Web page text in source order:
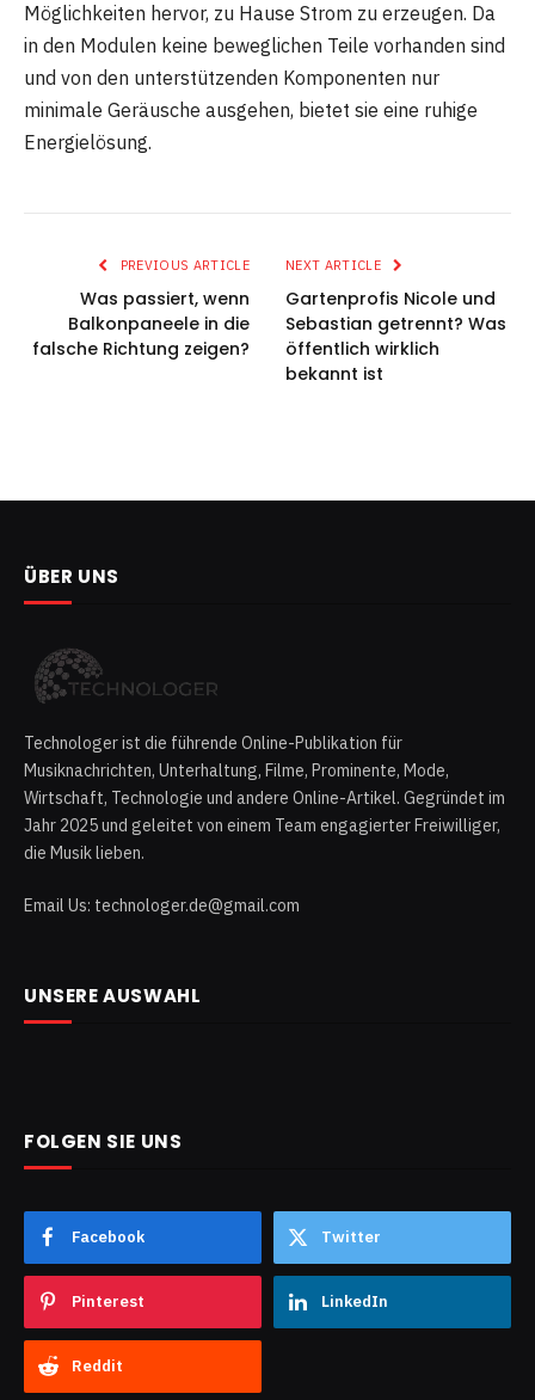
Möglichkeiten hervor, zu Hause Strom zu erzeugen. Da
in den Modulen keine beweglichen Teile vorhanden sind
und von den unterstützenden Komponenten nur
minimale Geräusche ausgehen, bietet sie eine ruhige
Energielösung.
PREVIOUS ARTICLE
Was passiert, wenn
Balkonpaneele in die
falsche Richtung zeigen?
NEXT ARTICLE
Gartenprofis Nicole und
Sebastian getrennt? Was
öffentlich wirklich
bekannt ist
ÜBER UNS
Technologer ist die führende Online-Publikation für
Musiknachrichten, Unterhaltung, Filme, Prominente, Mode,
Wirtschaft, Technologie und andere Online-Artikel. Gegründet im
Jahr 2025 und geleitet von einem Team engagierter Freiwilliger,
die Musik lieben.
Email Us: technologer.de@gmail.com
UNSERE AUSWAHL
FOLGEN SIE UNS
Facebook Twitter
Pinterest LinkedIn
Reddit